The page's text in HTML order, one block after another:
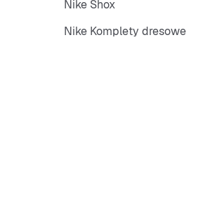
Nike Shox
Nike Komplety dresowe